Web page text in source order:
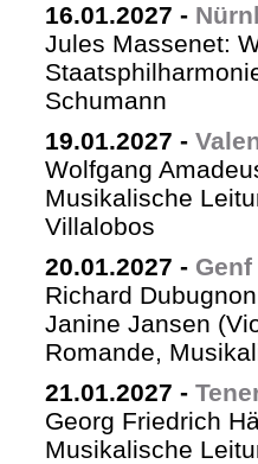
16.01.2027 -
Jules Massenet:
Schumann
19.01.2027 -
Wolfgang
Musikalische
Villalobos
20.01.2027 -
Richard
Janine Jansen
Romande,
21.01.2027 -
Georg Friedrich
Musikalische